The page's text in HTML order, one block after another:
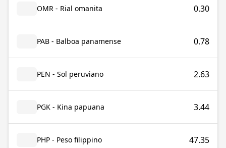
OMR - Rial omanita 0.30
PAB - Balboa panamense 0.78
PEN - Sol peruviano 2.63
PGK - Kina papuana 3.44
PHP - Peso filippino 47.35